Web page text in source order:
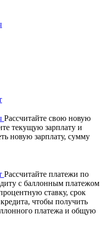
Рассчитайте свою новую
текущую зарплату и
новую зарплату, сумму
Рассчитайте платежи по
с баллонным платежом
ставку, срок
чтобы получить
платежа и общую